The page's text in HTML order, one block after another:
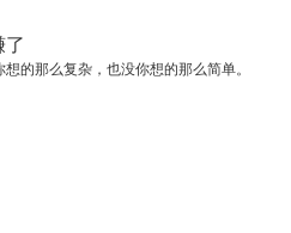
了
的那么复杂，也没你想的那么简单。